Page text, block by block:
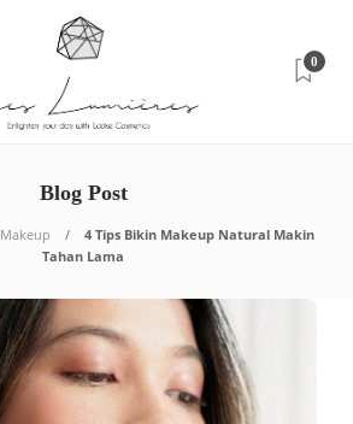
0
Blog Post
Makeup
4 Tips Bikin Makeup Natural Makin
Tahan Lama